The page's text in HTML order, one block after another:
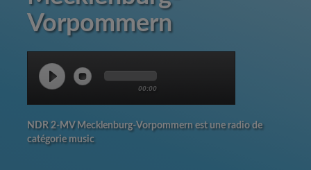
Vorpommern
00:00
NDR 2-MV Mecklenburg-Vorpommern est une radio de
catégorie music